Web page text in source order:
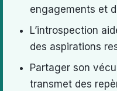
engagements et
L’introspection
des aspirations
Partager son
transmet des